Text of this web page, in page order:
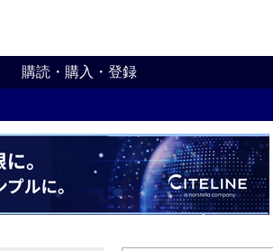
購読・購入・登録